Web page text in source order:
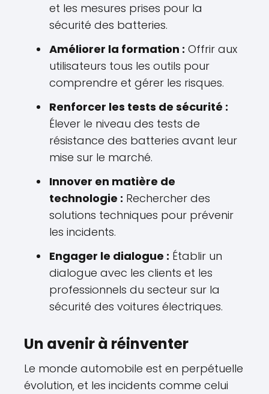
et les mesures prises pour la
sécurité des batteries.
Améliorer la formation : Offrir aux
utilisateurs tous les outils pour
comprendre et gérer les risques.
Renforcer les tests de sécurité :
Élever le niveau des tests de
résistance des batteries avant leur
mise sur le marché.
Innover en matière de
technologie : Rechercher des
solutions techniques pour prévenir
les incidents.
Engager le dialogue : Établir un
dialogue avec les clients et les
professionnels du secteur sur la
sécurité des voitures électriques.
Un avenir à réinventer
Le monde automobile est en perpétuelle
évolution, et les incidents comme celui